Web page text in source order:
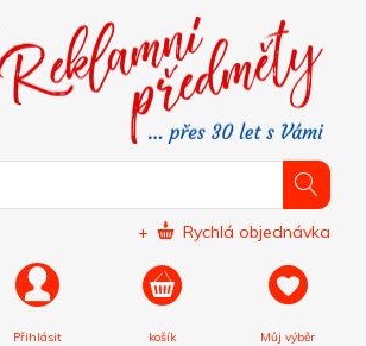
+ Rychlá objednávka
Přihlásit košík Můj výběr